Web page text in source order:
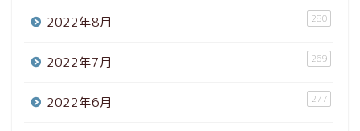
2022年8月 280
2022年7月 269
2022年6月 277